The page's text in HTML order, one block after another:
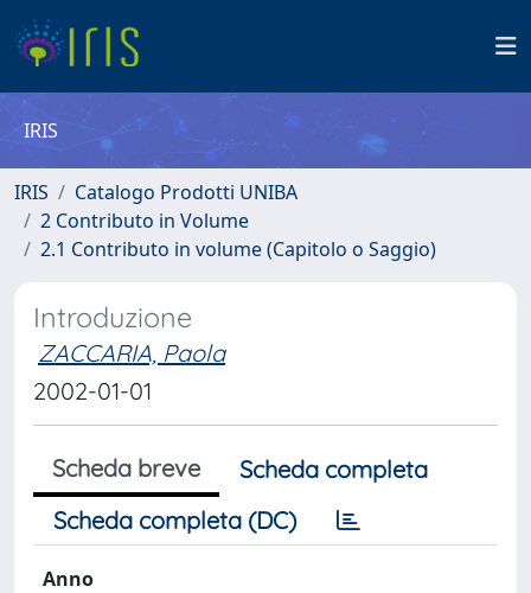
IRIS
IRIS
Catalogo Prodotti UNIBA
2 Contributo in Volume
2.1 Contributo in volume (Capitolo o Saggio)
Introduzione
ZACCARIA, Paola
2002-01-01
Scheda breve
Scheda completa
Scheda completa (DC)
Anno